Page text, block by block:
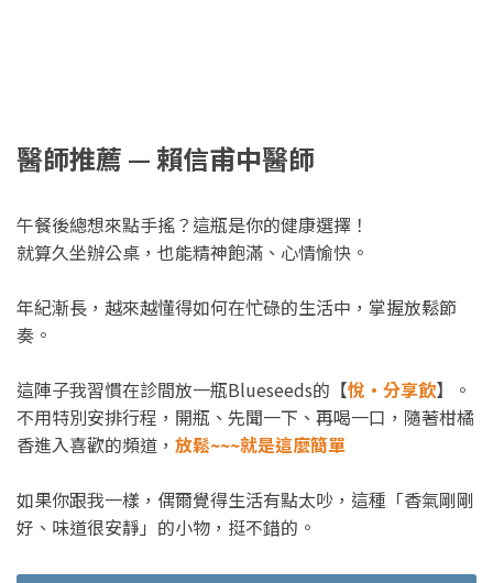
醫師推薦 — 賴信甫中醫師
午餐後總想來點手搖？這瓶是你的健康選擇！
就算久坐辦公桌，也能精神飽滿、心情愉快。
年紀漸長，越來越懂得如何在忙碌的生活中，掌握放鬆節
奏。
這陣子我習慣在診間放一瓶Blueseeds的【悅・分享飲】。
不用特別安排行程，開瓶、先聞一下、再喝一口，隨著柑橘
香進入喜歡的頻道， 放鬆~~~就是這麼簡單
如果你跟我一樣，偶爾覺得生活有點太吵，這種「香氣剛剛
好、味道很安靜」的小物，挺不錯的。